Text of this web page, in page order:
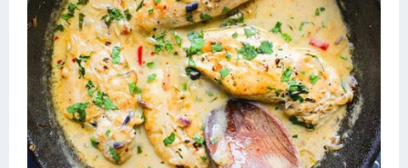
Категориикартинок
Супы
Мясные блюда